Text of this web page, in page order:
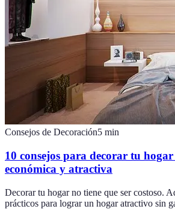
Consejos de Decoración5 min
10 consejos para decorar tu
económica y atractiva
Decorar tu hogar no tiene que ser costoso.
prácticos para lograr un hogar atractivo sin